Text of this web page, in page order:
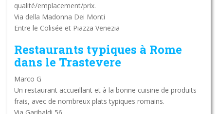
qualité/emplacement/prix.
Via della Madonna Dei Monti
Entre le Colisée et Piazza Venezia
Restaurants typiques à Rome
dans le Trastevere
Marco G
Un restaurant accueillant et à la bonne cuisine de produits
frais, avec de nombreux plats typiques romains.